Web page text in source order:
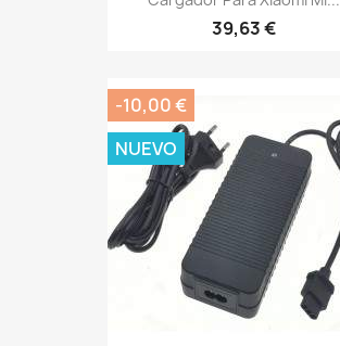
39,63 €
-10,00 €
NUEVO